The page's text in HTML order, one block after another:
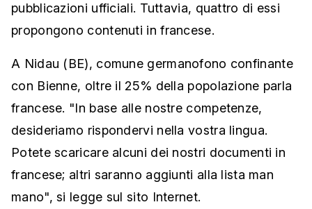
pubblicazioni ufficiali. Tuttavia, quattro di essi
propongono contenuti in francese.
A Nidau (BE), comune germanofono confinante
con Bienne, oltre il 25% della popolazione parla
francese. "In base alle nostre competenze,
desideriamo rispondervi nella vostra lingua.
Potete scaricare alcuni dei nostri documenti in
francese; altri saranno aggiunti alla lista man
mano", si legge sul sito Internet.